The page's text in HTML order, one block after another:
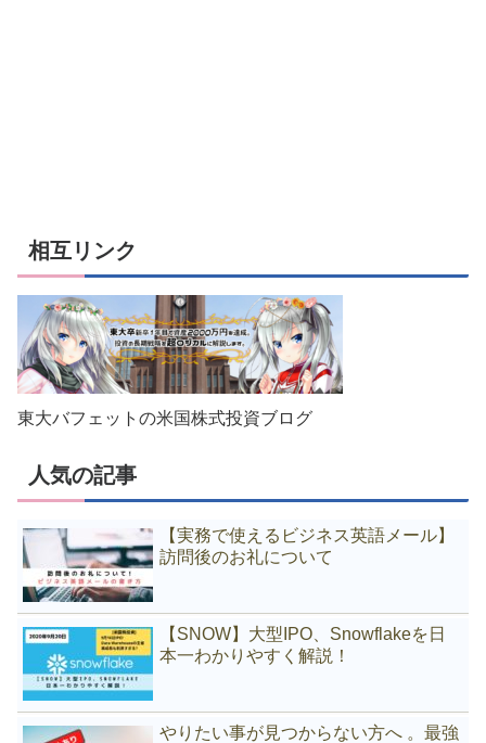
相互リンク
東大バフェットの米国株式投資ブログ
人気の記事
【実務で使えるビジネス英語メール】
訪問後のお礼について
【SNOW】大型IPO、Snowflakeを日
本一わかりやすく解説！
やりたい事が見つからない方へ 。最強